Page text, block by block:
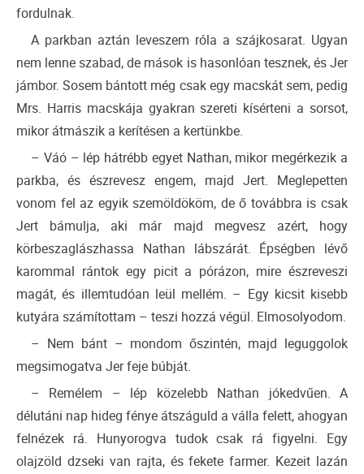
fordulnak.
A parkban aztán leveszem róla a szájkosarat. Ugyan
nem lenne szabad, de mások is hasonlóan tesznek, és Jer
jámbor. Sosem bántott még csak egy macskát sem, pedig
Mrs. Harris macskája gyakran szereti kísérteni a sorsot,
mikor átmászik a kerítésen a kertünkbe.
– Váó – lép hátrébb egyet Nathan, mikor megérkezik a
parkba, és észrevesz engem, majd Jert. Meglepetten
vonom fel az egyik szemöldököm, de ő továbbra is csak
Jert bámulja, aki már majd megvesz azért, hogy
körbeszaglászhassa Nathan lábszárát. Épségben lévő
karommal rántok egy picit a pórázon, mire észreveszi
magát, és illemtudóan leül mellém. – Egy kicsit kisebb
kutyára számítottam – teszi hozzá végül. Elmosolyodom.
– Nem bánt – mondom őszintén, majd leguggolok
megsimogatva Jer feje búbját.
– Remélem – lép közelebb Nathan jókedvűen. A
délutáni nap hideg fénye átszáguld a válla felett, ahogyan
felnézek rá. Hunyorogva tudok csak rá figyelni. Egy
olajzöld dzseki van rajta, és fekete farmer. Kezeit lazán